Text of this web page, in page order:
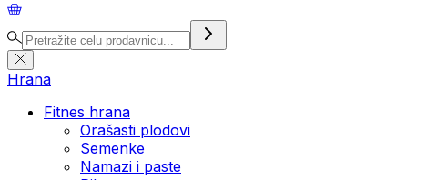
Hrana
Fitnes hrana
Orašasti plodovi
Semenke
Namazi i paste